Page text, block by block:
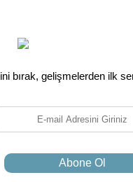
Fiyatı
Seçenekleri